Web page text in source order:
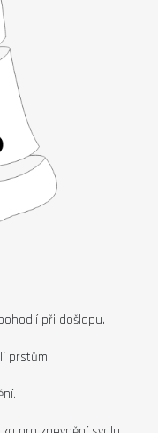
při došlapu.
prstům.